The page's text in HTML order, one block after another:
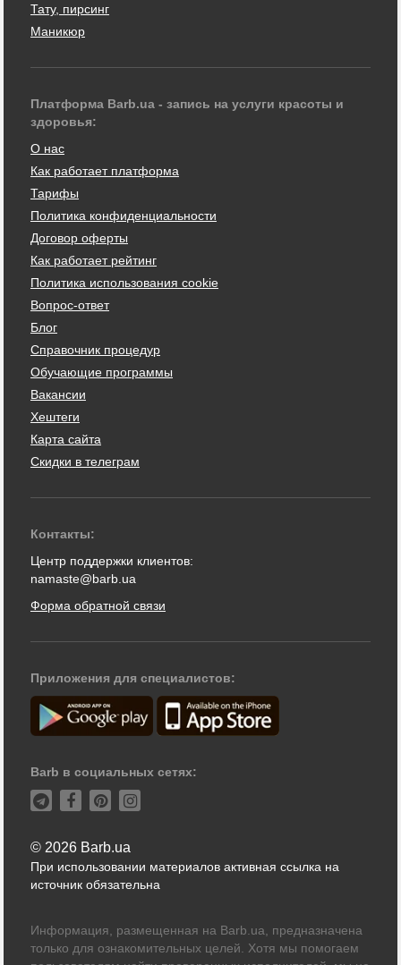
Тату, пирсинг
Маникюр
Платформа Barb.ua - запись на услуги красоты и
здоровья:
О нас
Как работает платформа
Тарифы
Политика конфиденциальности
Договор оферты
Как работает рейтинг
Политика использования cookie
Вопрос-ответ
Блог
Справочник процедур
Обучающие программы
Вакансии
Хештеги
Карта сайта
Скидки в телеграм
Контакты:
Центр поддержки клиентов:
namaste@barb.ua
Форма обратной связи
Приложения для специалистов:
Barb в социальных сетях:
© 2026 Barb.ua
При использовании материалов активная ссылка на
источник обязательна
Информация, размещенная на Barb.ua, предназначена
только для ознакомительных целей. Хотя мы помогаем